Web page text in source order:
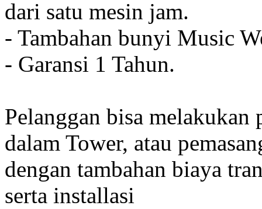
dari satu mesin jam.
- Tambahan bunyi Music
- Garansi 1 Tahun.
Pelanggan bisa melakukan
dalam Tower, atau
dengan tambahan biaya
serta installasi